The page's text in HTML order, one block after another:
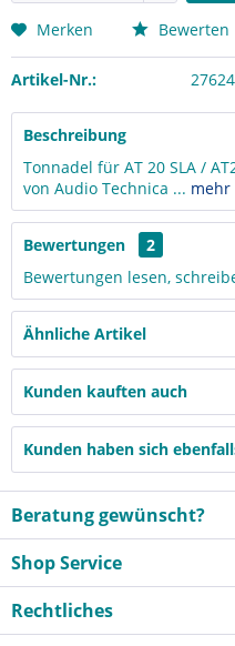
Merken Bewerten
Artikel-Nr.: 27624
Beschreibung
Tonnadel für AT 20 SLA /
von Audio Technica ... mehr
Bewertungen
2
Bewertungen lesen,
Ähnliche Artikel
Kunden kauften auch
Kunden haben sich
Beratung gewünscht?
Shop Service
Rechtliches